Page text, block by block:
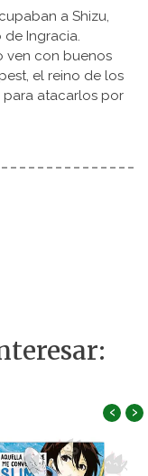
a Shizu,
Ingracia.
ven con buenos
el reino de los
para atacarlos por
‹ ›